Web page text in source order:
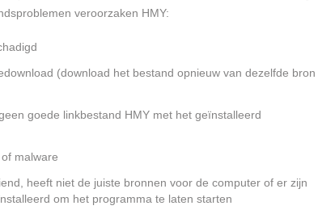
veroorzaken HMY:
(download het bestand opnieuw van dezelfde bron
goede linkbestand HMY met het geïnstalleerd
malware
heeft niet de juiste bronnen voor de computer of er zijn
om het programma te laten starten